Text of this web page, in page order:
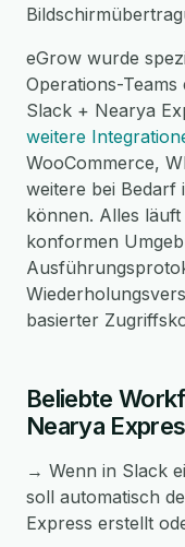
eGrow wurde
Operations-
Slack + Nearya
weitere
WooCommerce,
weitere bei Bedarf
können. Alles
konformen
basierter
Beliebte
Nearya
→ Wenn in Slack
soll automatisch
Express erstellt